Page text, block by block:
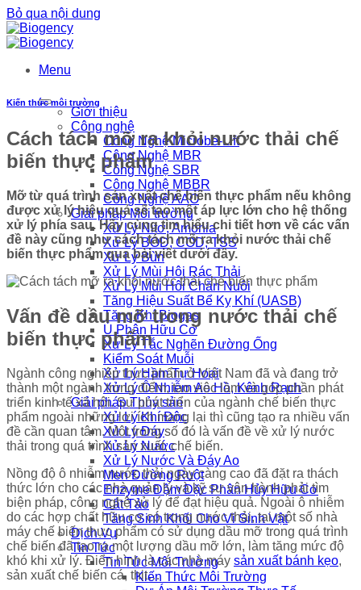
Bỏ qua nội dung
Menu
Giới thiệu
Công nghệ
Công Nghệ Microbe-Lift
Công Nghệ MBR
Công Nghệ SBR
Công Nghệ MBBR
Công Nghệ AAO
Giải pháp Môi trường
Xử Lý Nitơ, Amonia
Xử Lý BOD, COD, TSS
Xử Lý Bùn
Xử Lý Mùi Hôi Rác Thải
Xử Lý Mùi Hôi Chăn Nuôi
Tăng Hiệu Suất Bể Kỵ Khí (UASB)
Tăng Khí Biogas
Ủ Phân Hữu Cơ
Xử Lý Tắc Nghẽn Đường Ống
Kiểm Soát Muỗi
Xử Lý Hầm Tự Hoại
Xử Lý Ô Nhiễm Ao Hồ, Kênh Rạch
Giải pháp Thủy sản
Xử Lý Khí Độc
Xử Lý Đáy
Xử Lý Nước
Xử Lý Nước Và Đáy Ao
Men Đường Ruột
Enzyme Đậm Đặc Phân Hủy Hữu Cơ
Cắt Tảo
Tăng Sinh Khối Cho Vi Sinh Vật
Dịch Vụ
Tin Tức
Tin Tức Môi Trường
Kiến Thức Môi Trường
Kiến thức môi trường
Cách tách mỡ ra khỏi nước thải chế
biến thực phẩm
Mỡ từ quá trình sản xuất chế biến thực phẩm nếu không
được xử lý hiệu quả sẽ tạo một áp lực lớn cho hệ thống
xử lý phía sau. Hãy cùng tìm hiểu chi tiết hơn về các vấn
đề này cũng như cách tách mỡ ra khỏi nước thải chế
biến thực phẩm qua bài viết dưới đây.
Vấn đề dầu mỡ trong nước thải chế
biến thực phẩm
Ngành công nghiệp thực phẩm ở Việt Nam đã và đang trở
thành một ngành trọng điểm, tạo việc làm và góp phần phát
triển kinh tế xã hội. Sự phát triển của ngành chế biến thực
phẩm ngoài những lợi ích mang lại thì cũng tạo ra nhiều vấn
đề cần quan tâm. Một trong số đó là vấn đề về xử lý nước
thải trong quá trình sản xuất, chế biến.
Nồng độ ô nhiễm nước thải ngày càng cao đã đặt ra thách
thức lớn cho các nhà quản lý và kỹ sư vận hành phải tìm
biện pháp, công nghệ xử lý để đạt hiệu quả. Ngoài ô nhiễm
do các hợp chất hữu cơ có trong nước thải, tại một số nhà
máy chế biến thực phẩm có sử dụng dầu mỡ trong quá trình
chế biến đã tạo ra một lượng dầu mỡ lớn, làm tăng mức độ
khó khi xử lý. Điển hình là các nhà máy sản xuất bánh kẹo,
sản xuất chế biến cá, thịt…